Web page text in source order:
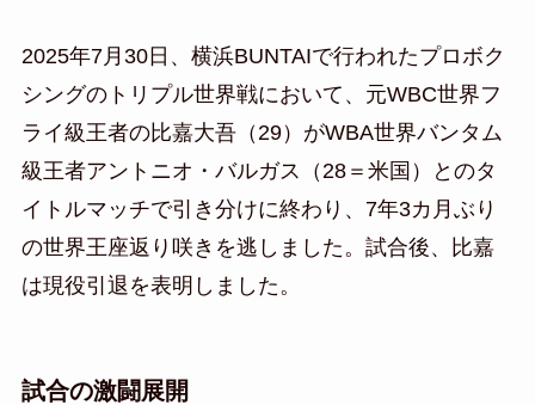
2025年7月30日、横浜BUNTAIで行われたプロボク
シングのトリプル世界戦において、元WBC世界フ
ライ級王者の比嘉大吾（29）がWBA世界バンタム
級王者アントニオ・バルガス（28＝米国）とのタ
イトルマッチで引き分けに終わり、7年3カ月ぶり
の世界王座返り咲きを逃しました。試合後、比嘉
は現役引退を表明しました。
試合の激闘展開